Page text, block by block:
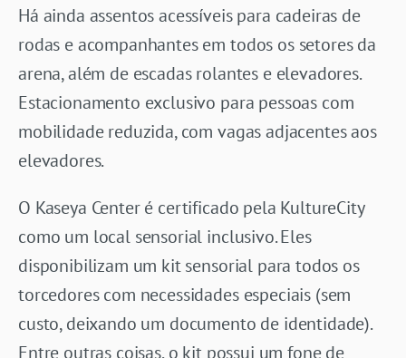
Há ainda assentos acessíveis para cadeiras de
rodas e acompanhantes em todos os setores da
arena, além de escadas rolantes e elevadores.
Estacionamento exclusivo para pessoas com
mobilidade reduzida, com vagas adjacentes aos
elevadores.
O Kaseya Center é certificado pela KultureCity
como um local sensorial inclusivo. Eles
disponibilizam um kit sensorial para todos os
torcedores com necessidades especiais (sem
custo, deixando um documento de identidade).
Entre outras coisas, o kit possui um fone de